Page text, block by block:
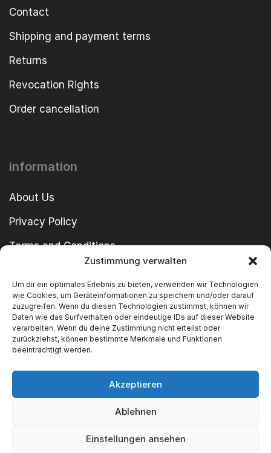
Zustimmung verwalten
Um dir ein optimales Erlebnis zu bieten, verwenden wir Technologien
wie Cookies, um Geräteinformationen zu speichern und/oder darauf
zuzugreifen. Wenn du diesen Technologien zustimmst, können wir
Daten wie das Surfverhalten oder eindeutige IDs auf dieser Website
verarbeiten. Wenn du deine Zustimmung nicht erteilst oder
zurückziehst, können bestimmte Merkmale und Funktionen
beeinträchtigt werden.
Akzeptieren
Ablehnen
Einstellungen ansehen
Contact
Shipping and payment terms
Returns
Revocation Rights
Order cancellation
information
About Us
Privacy Policy
Terms and Conditions
Copyright © 2024 SWT GmbH